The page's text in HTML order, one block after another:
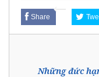
Share
Những đức